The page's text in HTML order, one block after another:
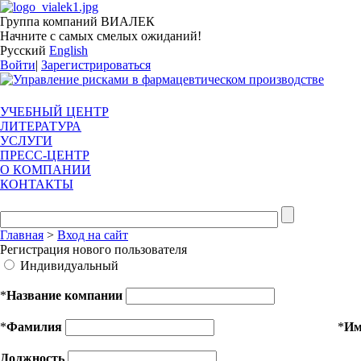
Группа компаний ВИАЛЕК
Начните с самых смелых ожиданий!
Русский English
Войти| Зарегистрироваться
УЧЕБНЫЙ ЦЕНТР
ЛИТЕРАТУРА
УСЛУГИ
ПРЕСС-ЦЕНТР
О КОМПАНИИ
КОНТАКТЫ
Главная > Вход на сайт
Регистрация нового пользователя
Индивидуальный
*Название компании
*Фамилия *
Должность